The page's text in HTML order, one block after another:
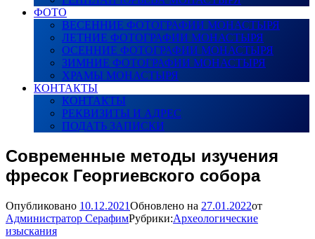
ФОТО
ВЕСЕННИЕ ФОТОГРАФИИ МОНАСТЫРЯ
ЛЕТНИЕ ФОТОГРАФИИ МОНАСТЫРЯ
ОСЕННИЕ ФОТОГРАФИИ МОНАСТЫРЯ
ЗИМНИЕ ФОТОГРАФИИ МОНАСТЫРЯ
ХРАМЫ МОНАСТЫРЯ
КОНТАКТЫ
КОНТАКТЫ
РЕКВИЗИТЫ И АДРЕС
ПОДАТЬ ЗАПИСКИ
Современные методы изучения
фресок Георгиевского собора
Опубликовано 10.12.2021Обновлено на 27.01.2022от
Администратор СерафимРубрики:Археологические
изыскания